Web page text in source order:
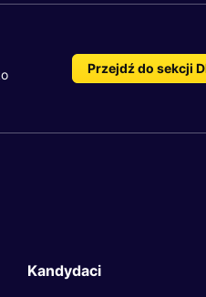
Przejdź do sekcji
Kandydaci